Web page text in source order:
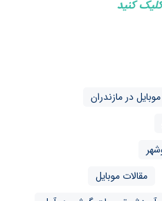
کنید
در مازندران
مقالات موبایل